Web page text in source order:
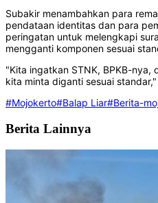
Subakir menambahkan para
pendataan identitas dan para
peringatan untuk melengkapi
mengganti komponen sesuai
"Kita ingatkan STNK, BPKB-nya,
kita minta diganti sesuai
#Mojokerto#Balap Liar#Berita-
Berita Lainnya